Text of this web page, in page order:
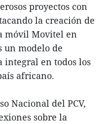
proyectos con
la creación de
móvil Movitel en
un modelo de
integral en todos los
africano.
Nacional del PCV,
sobre la